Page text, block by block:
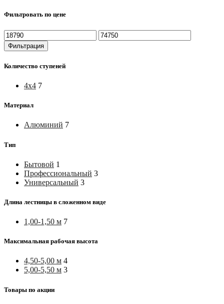
Фильтровать по цене
Минимальная
цена
Максимальная
цена
Фильтрация
Количество ступеней
4х4 7
Материал
Алюминий 7
Тип
Бытовой 1
Профессиональный 3
Универсальный 3
Длина лестницы в сложенном виде
1,00-1,50 м 7
Максимальная рабочая высота
4,50-5,00 м 4
5,00-5,50 м 3
Товары по акции